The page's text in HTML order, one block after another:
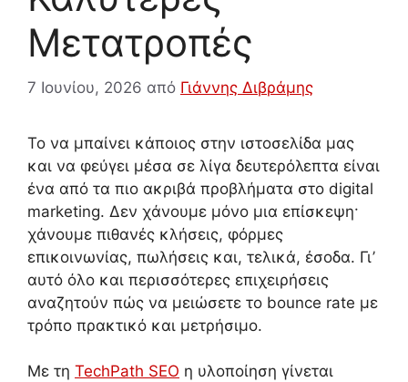
Μετατροπές
7 Ιουνίου, 2026 από Γιάννης Διβράμης
Το να μπαίνει κάποιος στην ιστοσελίδα μας
και να φεύγει μέσα σε λίγα δευτερόλεπτα είναι
ένα από τα πιο ακριβά προβλήματα στο digital
marketing. Δεν χάνουμε μόνο μια επίσκεψη·
χάνουμε πιθανές κλήσεις, φόρμες
επικοινωνίας, πωλήσεις και, τελικά, έσοδα. Γι’
αυτό όλο και περισσότερες επιχειρήσεις
αναζητούν πώς να μειώσετε το bounce rate με
τρόπο πρακτικό και μετρήσιμο.
Με τη TechPath SEO η υλοποίηση γίνεται